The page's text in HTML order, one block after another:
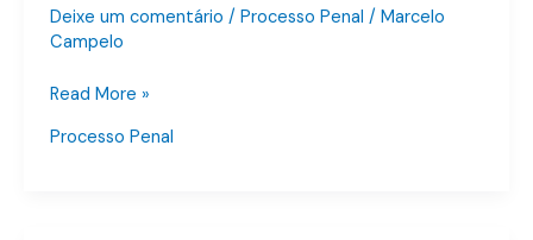
Deixe um comentário / Processo Penal / Marcelo
Campelo
a
autorização
morador
mesmo
Read More »
Processo Penal